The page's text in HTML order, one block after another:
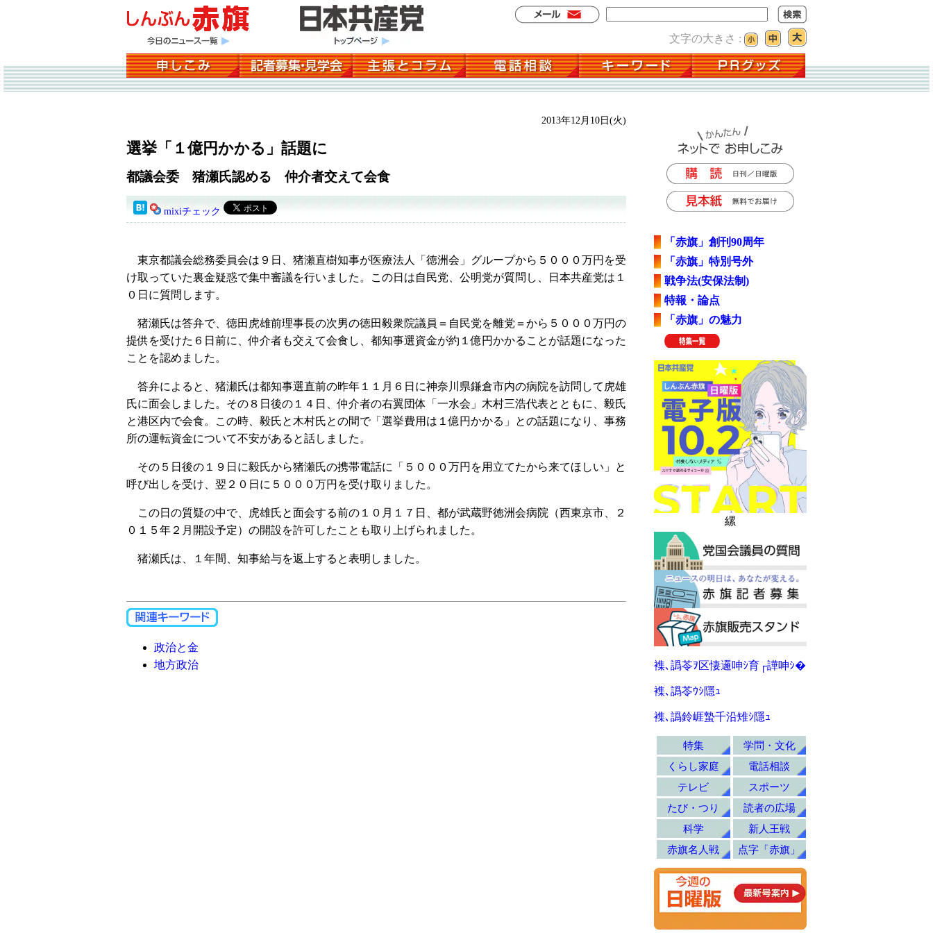
文字の大きさ :
2013年12月10日(火)
選挙「１億円かかる」話題に
都議会委 猪瀬氏認める 仲介者交えて会食
mixiチェック
東京都議会総務委員会は９日、猪瀬直樹知事が医療法人「徳洲会」グループから５０００万円を受
け取っていた裏金疑惑で集中審議を行いました。この日は自民党、公明党が質問し、日本共産党は１
０日に質問します。
猪瀬氏は答弁で、徳田虎雄前理事長の次男の徳田毅衆院議員＝自民党を離党＝から５０００万円の
提供を受けた６日前に、仲介者も交えて会食し、都知事選資金が約１億円かかることが話題になった
ことを認めました。
答弁によると、猪瀬氏は都知事選直前の昨年１１月６日に神奈川県鎌倉市内の病院を訪問して虎雄
氏に面会しました。その８日後の１４日、仲介者の右翼団体「一水会」木村三浩代表とともに、毅氏
と港区内で会食。この時、毅氏と木村氏との間で「選挙費用は１億円かかる」との話題になり、事務
所の運転資金について不安があると話しました。
その５日後の１９日に毅氏から猪瀬氏の携帯電話に「５０００万円を用立てたから来てほしい」と
呼び出しを受け、翌２０日に５０００万円を受け取りました。
この日の質疑の中で、虎雄氏と面会する前の１０月１７日、都が武蔵野徳洲会病院（西東京市、２
０１５年２月開設予定）の開設を許可したことも取り上げられました。
猪瀬氏は、１年間、知事給与を返上すると表明しました。
政治と金
地方政治
「赤旗」創刊90周年
「赤旗」特別号外
戦争法(安保法制)
特報・論点
「赤旗」の魅力
縲
襍､譌苓ｦ区悽邏呻ｼ育┌譁呻ｼ�
襍､譌苓ｳｼ隱ｭ
襍､譌鈴崕蟄千沿雉ｼ隱ｭ
特集
学問・文化
くらし家庭
電話相談
テレビ
スポーツ
たび・つり
読者の広場
科学
新人王戦
赤旗名人戦
点字「赤旗」